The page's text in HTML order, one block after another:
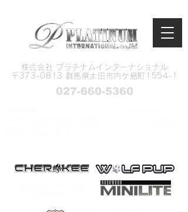
株式会社 プラチナムインターナショナル
​〒373-0813 群馬県太田市内ケ島町1554-1
027-660-5360